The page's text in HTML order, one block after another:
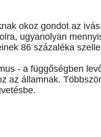
okoz gondot az
ugyanolyan
86 százaléka
- a függőségben
az államnak.